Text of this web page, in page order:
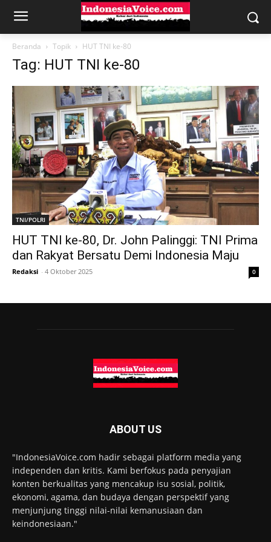
Beranda Topik HUT TNI ke-80
Tag: HUT TNI ke-80
TNI/POLRI
HUT TNI ke-80, Dr. John Palinggi: TNI Prima
dan Rakyat Bersatu Demi Indonesia Maju
Redaksi - 4 Oktober 2025 0
ABOUT US
"IndonesiaVoice.com hadir sebagai platform media yang
independen dan kritis. Kami berfokus pada penyajian
konten berkualitas yang mencakup isu sosial, politik,
ekonomi, agama, dan budaya dengan perspektif yang
menjunjung tinggi nilai-nilai kemanusiaan dan
keindonesiaan."